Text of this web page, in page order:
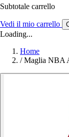
Subtotale carrello
Vedi il mio carrello
Loading...
Home
/ Maglia NBA